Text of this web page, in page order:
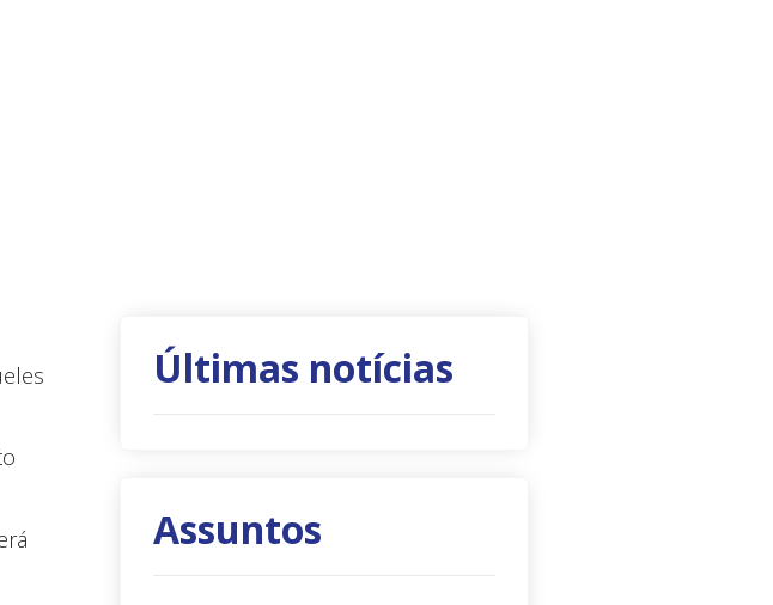
Últimas notícias
Assuntos